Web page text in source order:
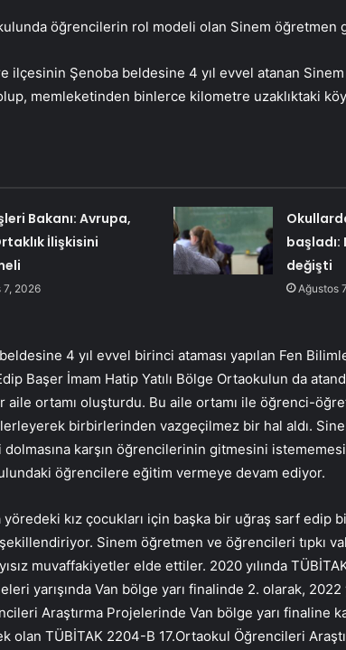
öğrencilerin rol modeli olan Sinem öğretmen
ilçesinin Şenoba beldesine 4 yıl evvel atanan
memleketinden binlerce kilometre uzaklıktaki
Bakanı: Avrupa,
İlişkisini
7, 2026
başladı:
değişti
Ağustos
4 yıl evvel birinci ataması yapılan Fen
Başer İmam Hatip Yatılı Bölge Ortaokulun da
aile ortamı oluşturdu. Bu aile ortamı ile öğrenci-
birbirlerinden vazgeçilmez bir hal aldı.
karşın öğrencilerinin gitmesini
öğrencilere eğitim vermeye devam ediyor.
kız çocukları için başka bir uğraş sarf edip
Sinem öğretmen ve öğrencileri tıpkı
muvaffakiyetler elde ettiler. 2020 yılında
yarışında Van bölge yarı finalinde 2. olarak, 2022
Araştırma Projelerinde Van bölge yarı finaline
olan TÜBİTAK 2204-B 17.Ortaokul Öğrencileri